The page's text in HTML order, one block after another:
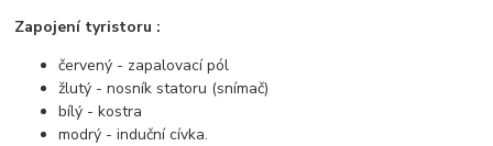
Zapojení tyristoru :
červený - zapalovací pól
žlutý - nosník statoru (snímač)
bílý - kostra
modrý - induční cívka.